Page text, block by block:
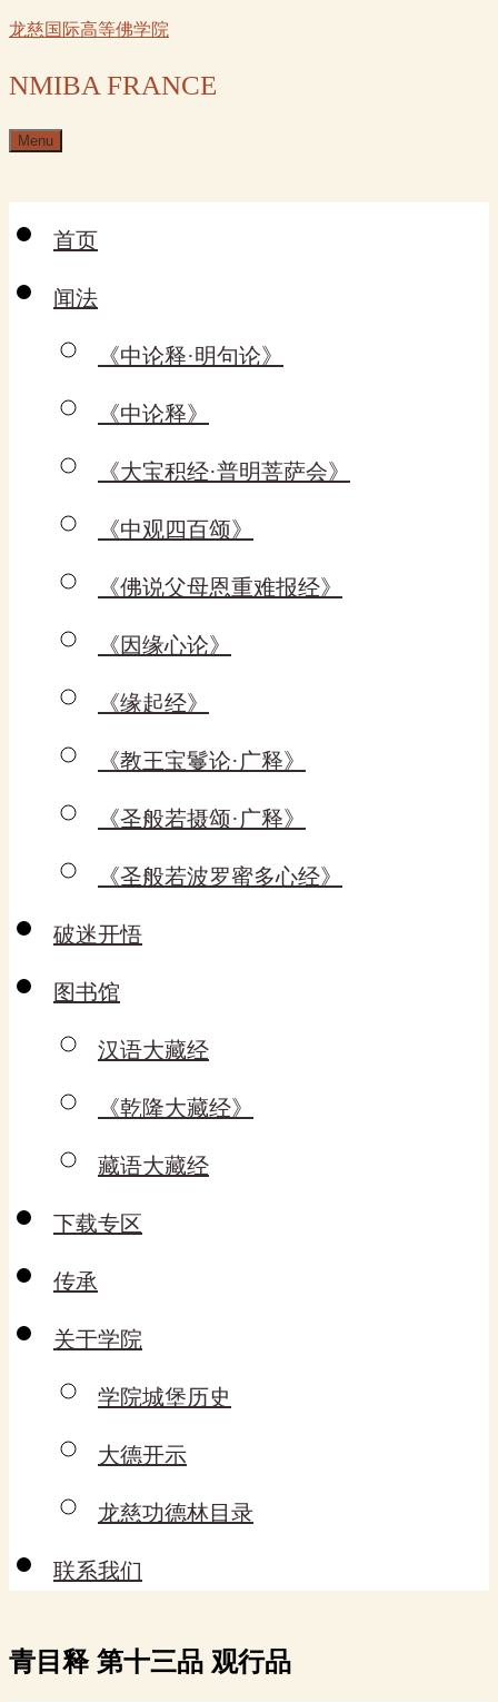
Skip
龙慈国际高等佛学院
NMIBA FRANCE
Menu
首页
闻法
《中论释·明句论》
《中论释》
《大宝积经·普明菩萨会》
《中观四百颂》
《佛说父母恩重难报经》
《因缘心论》
《缘起经》
《教王宝鬘论·广释》
《圣般若摄颂·广释》
《圣般若波罗蜜多心经》
破迷开悟
图书馆
汉语大藏经
《乾隆大藏经》
藏语大藏经
下载专区
传承
关于学院
学院城堡历史
大德开示
龙慈功德林目录
联系我们
青目释 第十三品 观行品